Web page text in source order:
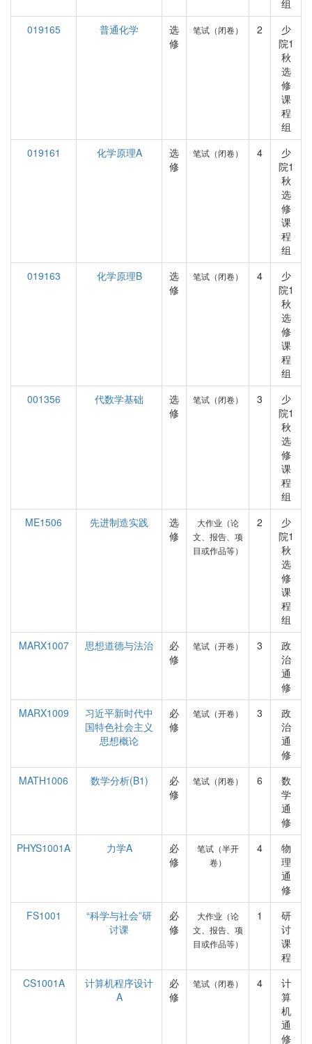
组
019165
普通化学
选
修
笔试（闭卷） 2
少
院1
秋
选
修
课
程
组
019161
化学原理A
选
修
笔试（闭卷） 4
少
院1
秋
选
修
课
程
组
019163
化学原理B
选
修
笔试（闭卷） 4
少
院1
秋
选
修
课
程
组
001356
代数学基础
选
修
笔试（闭卷） 3
少
院1
秋
选
修
课
程
组
ME1506
先进制造实践
选
修
大作业（论
文、报告、项
目或作品等）
2
少
院1
秋
选
修
课
程
组
MARX1007
思想道德与法治
必
修
笔试（开卷） 3
政
治
通
修
MARX1009
习近平新时代中
国特色社会主义
思想概论
必
修
笔试（开卷） 3
政
治
通
修
MATH1006
数学分析(B1)
必
修
笔试（闭卷） 6
数
学
通
修
PHYS1001A
力学A
必
修
笔试（半开
卷）
4
物
理
通
修
FS1001
“科学与社会”研
讨课
必
修
大作业（论
文、报告、项
目或作品等）
1
研
讨
课
程
CS1001A
计算机程序设计
A
必
修
笔试（闭卷） 4
计
算
机
通
修